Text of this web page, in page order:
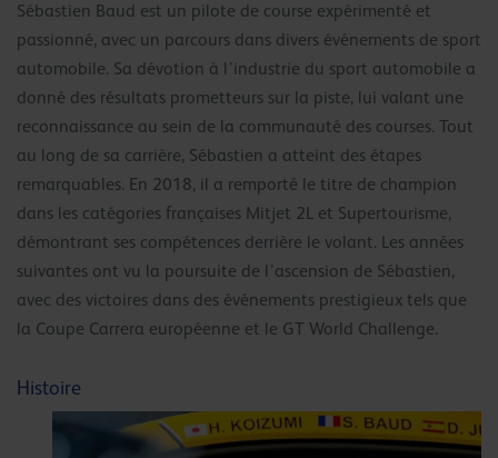
Sébastien Baud est un pilote de course expérimenté et
passionné, avec un parcours dans divers événements de sport
automobile. Sa dévotion à l’industrie du sport automobile a
donné des résultats prometteurs sur la piste, lui valant une
reconnaissance au sein de la communauté des courses. Tout
au long de sa carrière, Sébastien a atteint des étapes
remarquables. En 2018, il a remporté le titre de champion
dans les catégories françaises Mitjet 2L et Supertourisme,
démontrant ses compétences derrière le volant. Les années
suivantes ont vu la poursuite de l’ascension de Sébastien,
avec des victoires dans des événements prestigieux tels que
la Coupe Carrera européenne et le GT World Challenge.
Histoire